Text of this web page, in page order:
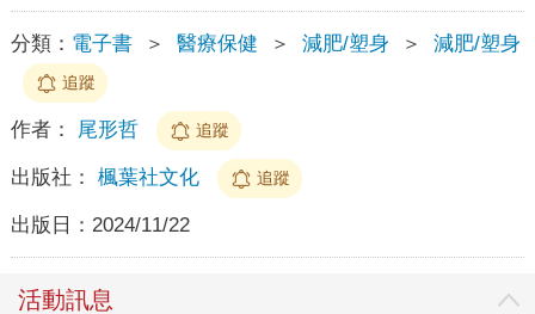
分類： 電子書 ＞ 醫療保健 ＞ 減肥/塑身 ＞ 減肥/塑身
追蹤
作者： 尾形哲 追蹤
出版社： 楓葉社文化 追蹤
出版日： 2024/11/22
活動訊息